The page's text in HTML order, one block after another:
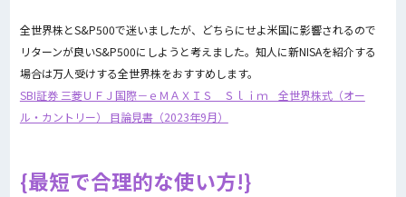
全世界株とS&P500で迷いましたが、どちらにせよ米国に影響されるので
リターンが良いS&P500にしようと考えました。知人に新NISAを紹介する
場合は万人受けする全世界株をおすすめします。
SBI証券 三菱ＵＦＪ国際－ｅＭＡＸＩＳ Ｓｌｉｍ 全世界株式（オー
ル・カントリー） 目論見書（2023年9月）
最短で合理的な使い方!